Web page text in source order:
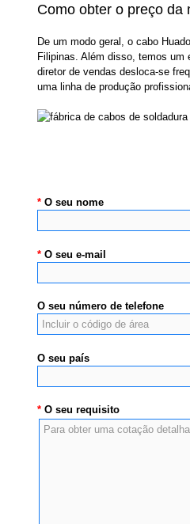
Como obter o preço da
De um modo geral, o cabo
Filipinas. Além disso, temos um
diretor de vendas desloca-se
uma linha de produção
* O seu nome
* O seu e-mail
O seu número de telefone
O seu país
* O seu requisito